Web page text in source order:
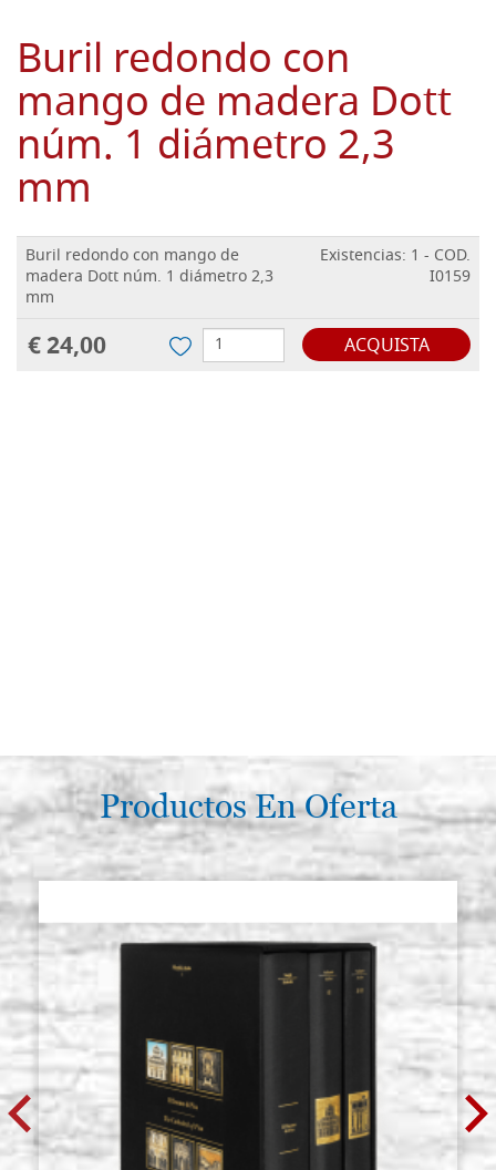
Buril redondo con
mango de madera Dott
núm. 1 diámetro 2,3
mm
Buril redondo con mango de
madera Dott núm. 1 diámetro 2,3
mm
Existencias: 1 - COD.
I0159
€ 24,00 ACQUISTA
Productos En Oferta